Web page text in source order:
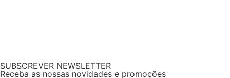
SUBSCREVER NEWSLETTER
Receba as nossas novidades e promoções